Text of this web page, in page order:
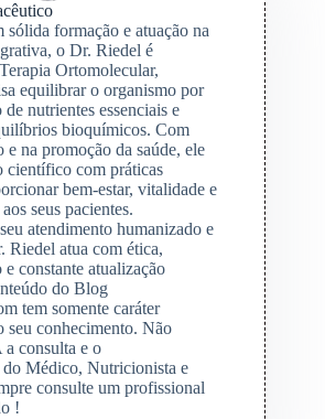
sólida formação e atuação na
o Dr. Riedel é
Ortomolecular,
equilibrar o organismo por
nutrientes essenciais e
bioquímicos. Com
e na promoção da saúde, ele
científico com práticas
bem-estar, vitalidade e
seus pacientes.
atendimento humanizado e
Riedel atua com ética,
constante atualização
do Blog
tem somente caráter
seu conhecimento. Não
consulta e o
do Médico, Nutricionista e
consulte um profissional
!